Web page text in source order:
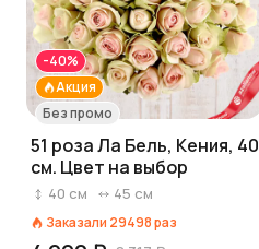
Акция
-40%
Без промо
51 роза Ла Бель, Кения, 40
см. Цвет на выбор
40 см 45 см
Заказали 29498раз